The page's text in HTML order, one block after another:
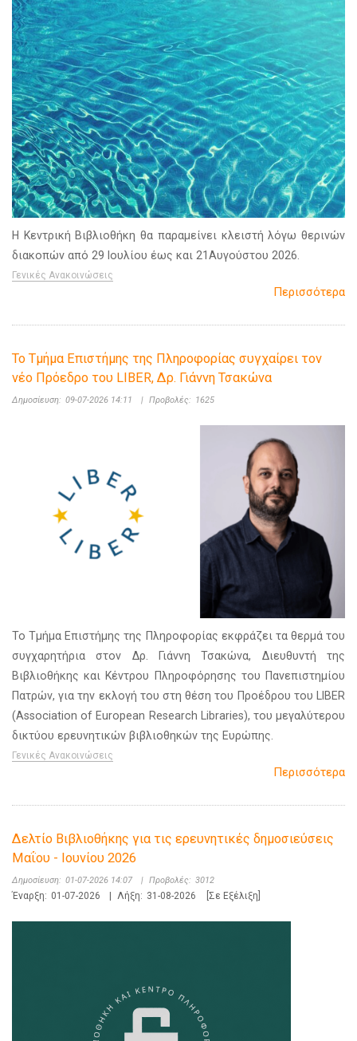
Η Κεντρική Βιβλιοθήκη θα παραμείνει κλειστή λόγω θερινών
διακοπών από 29 Ιουλίου έως και 21Αυγούστου 2026.
Γενικές Ανακοινώσεις
Περισσότερα
Το Τμήμα Επιστήμης της Πληροφορίας συγχαίρει τον
νέο Πρόεδρο του LIBER, Δρ. Γιάννη Τσακώνα
Δημοσίευση: 09-07-2026 14:11 | Προβολές: 1625
Το Τμήμα Επιστήμης της Πληροφορίας εκφράζει τα θερμά του
συγχαρητήρια στον Δρ. Γιάννη Τσακώνα, Διευθυντή της
Βιβλιοθήκης και Κέντρου Πληροφόρησης του Πανεπιστημίου
Πατρών, για την εκλογή του στη θέση του Προέδρου του LIBER
(Association of European Research Libraries), του μεγαλύτερου
δικτύου ερευνητικών βιβλιοθηκών της Ευρώπης.
Γενικές Ανακοινώσεις
Περισσότερα
Δελτίο Βιβλιοθήκης για τις ερευνητικές δημοσιεύσεις
Μαΐου - Ιουνίου 2026
Δημοσίευση: 01-07-2026 14:07 | Προβολές: 3012
Έναρξη: 01-07-2026 Λήξη: 31-08-2026 [Σε Εξέλιξη]